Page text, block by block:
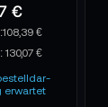
€
108,39 €
130,07 €
erwartet